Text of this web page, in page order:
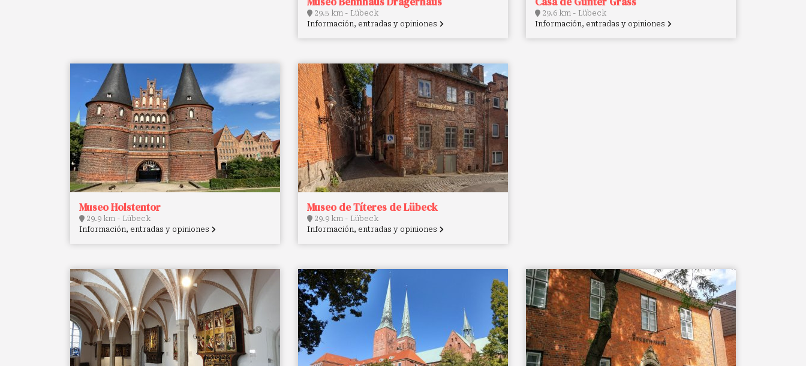
29.5 km - Lübeck
Información, entradas y opiniones
29.6 km - Lübeck
Información, entradas y opiniones
Museo Holstentor
29.9 km - Lübeck
Información, entradas y opiniones
Museo de Títeres de Lübeck
29.9 km - Lübeck
Información, entradas y opiniones